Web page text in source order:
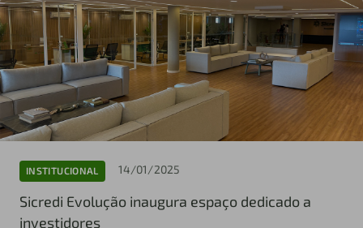
INSTITUCIONAL 14/01/2025
Sicredi Evolução inaugura espaço dedicado a
investidores